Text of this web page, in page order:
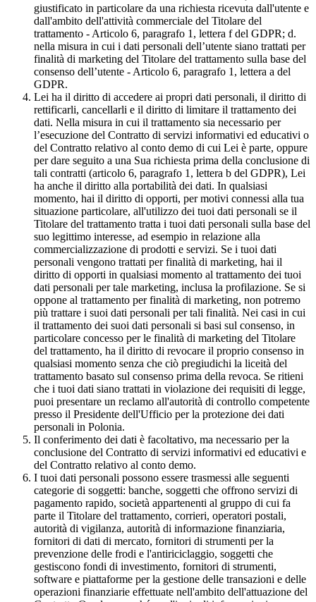
giustificato in particolare da una richiesta ricevuta dall'utente e
dall'ambito dell'attività commerciale del Titolare del
trattamento - Articolo 6, paragrafo 1, lettera f del GDPR; d.
nella misura in cui i dati personali dell’utente siano trattati per
finalità di marketing del Titolare del trattamento sulla base del
consenso dell’utente - Articolo 6, paragrafo 1, lettera a del
GDPR.
Lei ha il diritto di accedere ai propri dati personali, il diritto di
rettificarli, cancellarli e il diritto di limitare il trattamento dei
dati. Nella misura in cui il trattamento sia necessario per
l’esecuzione del Contratto di servizi informativi ed educativi o
del Contratto relativo al conto demo di cui Lei è parte, oppure
per dare seguito a una Sua richiesta prima della conclusione di
tali contratti (articolo 6, paragrafo 1, lettera b del GDPR), Lei
ha anche il diritto alla portabilità dei dati. In qualsiasi
momento, hai il diritto di opporti, per motivi connessi alla tua
situazione particolare, all'utilizzo dei tuoi dati personali se il
Titolare del trattamento tratta i tuoi dati personali sulla base del
suo legittimo interesse, ad esempio in relazione alla
commercializzazione di prodotti e servizi. Se i tuoi dati
personali vengono trattati per finalità di marketing, hai il
diritto di opporti in qualsiasi momento al trattamento dei tuoi
dati personali per tale marketing, inclusa la profilazione. Se si
oppone al trattamento per finalità di marketing, non potremo
più trattare i suoi dati personali per tali finalità. Nei casi in cui
il trattamento dei suoi dati personali si basi sul consenso, in
particolare concesso per le finalità di marketing del Titolare
del trattamento, ha il diritto di revocare il proprio consenso in
qualsiasi momento senza che ciò pregiudichi la liceità del
trattamento basato sul consenso prima della revoca. Se ritieni
che i tuoi dati siano trattati in violazione dei requisiti di legge,
puoi presentare un reclamo all'autorità di controllo competente
presso il Presidente dell'Ufficio per la protezione dei dati
personali in Polonia.
Il conferimento dei dati è facoltativo, ma necessario per la
conclusione del Contratto di servizi informativi ed educativi e
del Contratto relativo al conto demo.
I tuoi dati personali possono essere trasmessi alle seguenti
categorie di soggetti: banche, soggetti che offrono servizi di
pagamento rapido, società appartenenti al gruppo di cui fa
parte il Titolare del trattamento, corrieri, operatori postali,
autorità di vigilanza, autorità di informazione finanziaria,
fornitori di dati di mercato, fornitori di strumenti per la
prevenzione delle frodi e l'antiriciclaggio, soggetti che
gestiscono fondi di investimento, fornitori di strumenti,
software e piattaforme per la gestione delle transazioni e delle
operazioni finanziarie effettuate nell'ambito dell'attuazione del